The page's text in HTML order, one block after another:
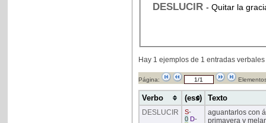
DESLUCIR - Quitar la
Hay 1 ejemplos de 1 entradas verbales
Página:
Verbo (ess) Texto
DESLUCIR S-
0 D-
aguantarlos con
primavera y